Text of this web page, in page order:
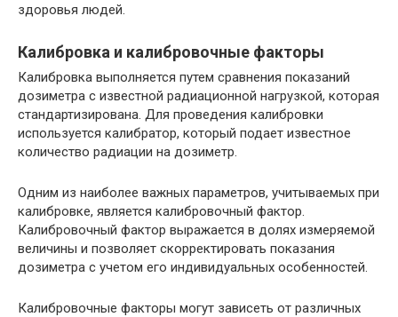
здоровья людей.
Калибровка и калибровочные факторы
Калибровка выполняется путем сравнения показаний
дозиметра с известной радиационной нагрузкой, которая
стандартизирована. Для проведения калибровки
используется калибратор, который подает известное
количество радиации на дозиметр.
Одним из наиболее важных параметров, учитываемых при
калибровке, является калибровочный фактор.
Калибровочный фактор выражается в долях измеряемой
величины и позволяет скорректировать показания
дозиметра с учетом его индивидуальных особенностей.
Калибровочные факторы могут зависеть от различных